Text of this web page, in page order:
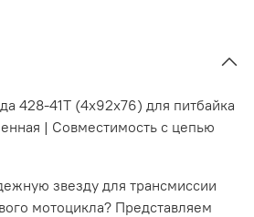
428-41T (4x92х76) для питбайка
| Совместимость с цепью
звезду для трансмиссии
мотоцикла? Представляем